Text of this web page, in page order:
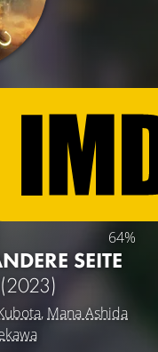
64%
SEITE
(2023)
, Mana Ashida